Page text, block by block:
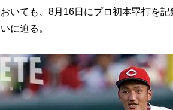
いても、8月16日にプロ初本塁打を
に迫る。